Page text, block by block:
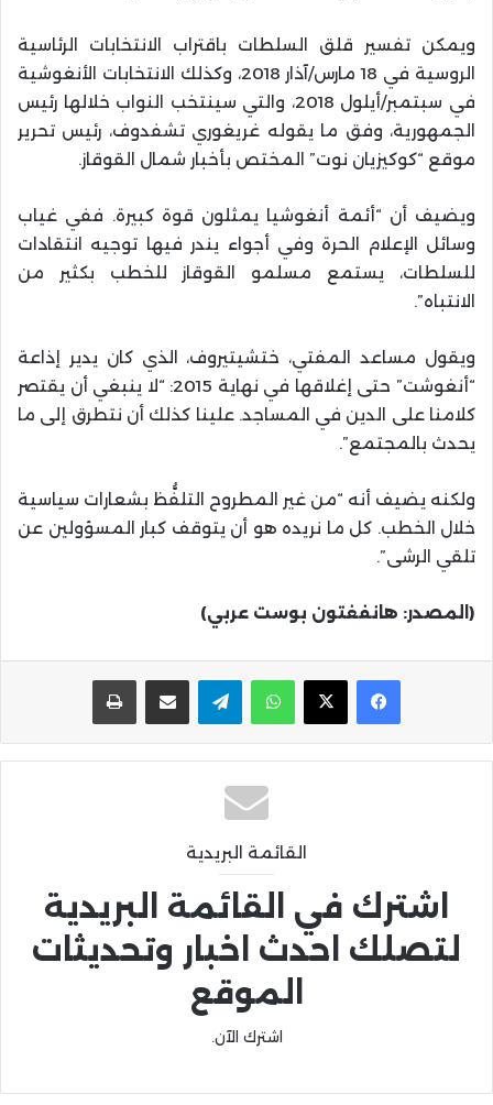
ويمكن تفسير قلق السلطات باقتراب الانتخابات الرئاسية
الروسية في 18 مارس/آذار 2018، وكذلك الانتخابات الأنغوشية
في سبتمبر/أيلول 2018، والتي سينتخب النواب خلالها رئيس
الجمهورية، وفق ما يقوله غريغوري تشفدوف، رئيس تحرير
موقع “كوكيزيان نوت” المختص بأخبار شمال القوقاز.
ويضيف أن “أئمة أنغوشيا يمثلون قوة كبيرة. ففي غياب
وسائل الإعلام الحرة وفي أجواء يندر فيها توجيه انتقادات
للسلطات، يستمع مسلمو القوقاز للخطب بكثير من
الانتباه”.
ويقول مساعد المفتي، ختشيتيروف، الذي كان يدير إذاعة
“أنغوشت” حتى إغلاقها في نهاية 2015: “لا ينبغي أن يقتصر
كلامنا على الدين في المساجد. علينا كذلك أن نتطرق إلى ما
يحدث بالمجتمع”.
ولكنه يضيف أنه “من غير المطروح التلفُّظ بشعارات سياسية
خلال الخطب. كل ما نريده هو أن يتوقف كبار المسؤولين عن
تلقي الرشى”.
(المصدر: هانفغتون بوست عربي)
واتساب تيلقرام مشاركة عبر البريد
القائمة البريدية
اشترك في القائمة البريدية
لتصلك احدث اخبار وتحديثات
الموقع
اشترك الآن.